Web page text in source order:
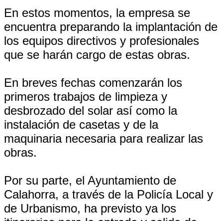
En estos momentos, la empresa se
encuentra preparando la implantación de
los equipos directivos y profesionales
que se harán cargo de estas obras.
En breves fechas comenzarán los
primeros trabajos de limpieza y
desbrozado del solar así como la
instalación de casetas y de la
maquinaria necesaria para realizar las
obras.
Por su parte, el Ayuntamiento de
Calahorra, a través de la Policía Local y
de Urbanismo, ha previsto ya los